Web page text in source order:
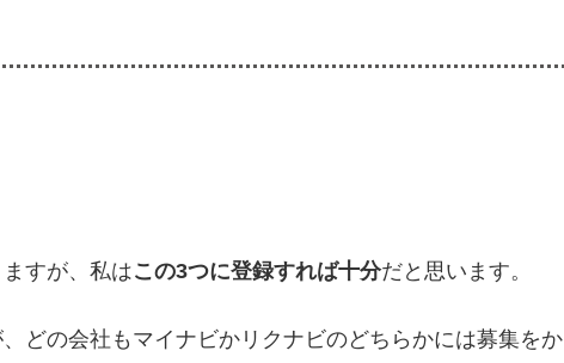
すが、私はこの3つに登録すれば十分だと思います。
どの会社もマイナビかリクナビのどちらかには募集をか